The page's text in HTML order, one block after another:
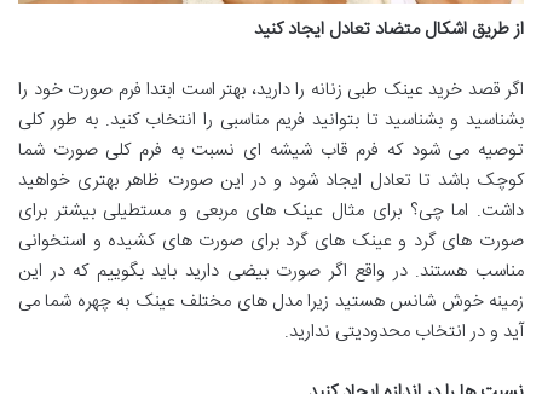
از طریق اشکال متضاد تعادل ایجاد کنید
اگر قصد خرید عینک طبی زنانه را دارید، بهتر است ابتدا فرم صورت خود را
بشناسید و بشناسید تا بتوانید فریم مناسبی را انتخاب کنید. به طور کلی
توصیه می شود که فرم قاب شیشه ای نسبت به فرم کلی صورت شما
کوچک باشد تا تعادل ایجاد شود و در این صورت ظاهر بهتری خواهید
داشت. اما چی؟ برای مثال عینک های مربعی و مستطیلی بیشتر برای
صورت های گرد و عینک های گرد برای صورت های کشیده و استخوانی
مناسب هستند. در واقع اگر صورت بیضی دارید باید بگوییم که در این
زمینه خوش شانس هستید زیرا مدل های مختلف عینک به چهره شما می
آید و در انتخاب محدودیتی ندارید.